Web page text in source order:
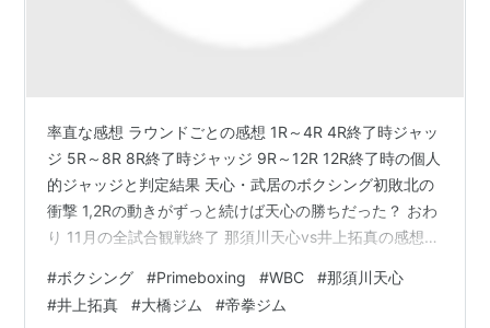
率直な感想 ラウンドごとの感想 1R～4R 4R終了時ジャッ
ジ 5R～8R 8R終了時ジャッジ 9R～12R 12R終了時の個人
的ジャッジと判定結果 天心・武居のボクシング初敗北の
衝撃 1,2Rの動きがずっと続けば天心の勝ちだった？ おわ
り 11月の全試合観戦終了 那須川天心vs井上拓真の感想を
も読んでいただけると幸いです
www.sugimoto36kg.com 率直な感想 率直な感想として
#ボクシング #Primeboxing #WBC #那須川天心
#井上拓真 #大橋ジム #帝拳ジム